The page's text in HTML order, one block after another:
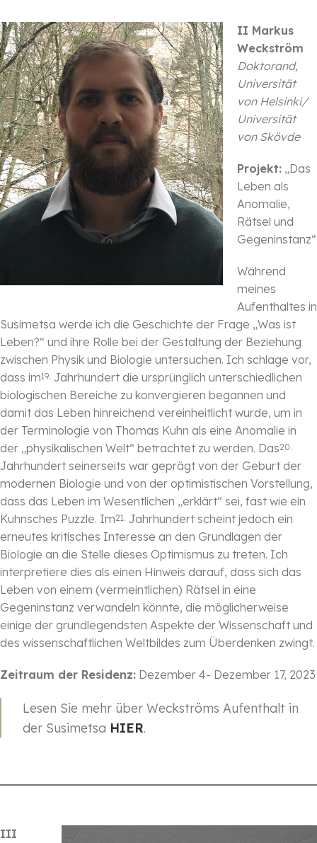
II Markus
Weckström
Doktorand,
Universität
von Helsinki/
Universität
von Skövde
Projekt: „Das
Leben als
Anomalie,
Rätsel und
Gegeninstanz“
Während
meines
Aufenthaltes in
Susimetsa werde ich die Geschichte der Frage „Was ist
Leben?“ und ihre Rolle bei der Gestaltung der Beziehung
zwischen Physik und Biologie untersuchen. Ich schlage vor,
dass im19. Jahrhundert die ursprünglich unterschiedlichen
biologischen Bereiche zu konvergieren begannen und
damit das Leben hinreichend vereinheitlicht wurde, um in
der Terminologie von Thomas Kuhn als eine Anomalie in
der „physikalischen Welt“ betrachtet zu werden. Das20.
Jahrhundert seinerseits war geprägt von der Geburt der
modernen Biologie und von der optimistischen Vorstellung,
dass das Leben im Wesentlichen „erklärt“ sei, fast wie ein
Kuhnsches Puzzle. Im21. Jahrhundert scheint jedoch ein
erneutes kritisches Interesse an den Grundlagen der
Biologie an die Stelle dieses Optimismus zu treten. Ich
interpretiere dies als einen Hinweis darauf, dass sich das
Leben von einem (vermeintlichen) Rätsel in eine
Gegeninstanz verwandeln könnte, die möglicherweise
einige der grundlegendsten Aspekte der Wissenschaft und
des wissenschaftlichen Weltbildes zum Überdenken zwingt.
Zeitraum der Residenz: Dezember 4- Dezember 17, 2023
Lesen Sie mehr über Weckströms Aufenthalt in
der Susimetsa HIER.
III